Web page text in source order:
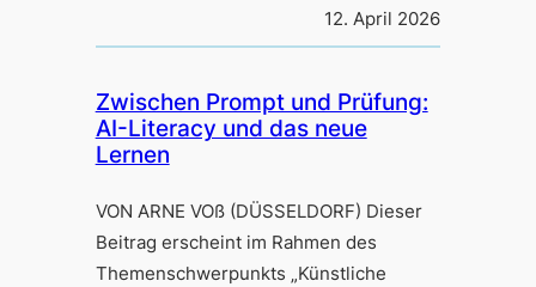
12. April 2026
Zwischen Prompt und Prüfung:
AI-Literacy und das neue
Lernen
VON ARNE VOß (DÜSSELDORF) Dieser
Beitrag erscheint im Rahmen des
Themenschwerpunkts „Künstliche